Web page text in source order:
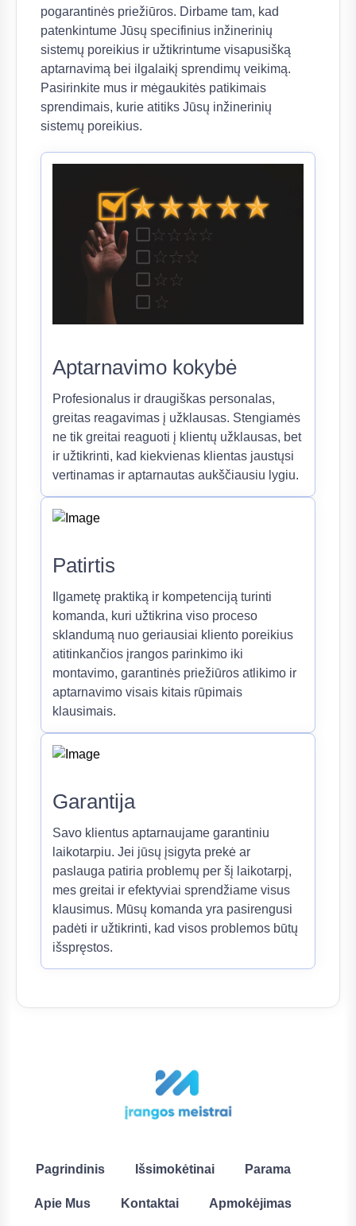
pogarantinės priežiūros. Dirbame tam, kad
patenkintume Jūsų specifinius inžinerinių
sistemų poreikius ir užtikrintume visapusišką
aptarnavimą bei ilgalaikį sprendimų veikimą.
Pasirinkite mus ir mėgaukitės patikimais
sprendimais, kurie atitiks Jūsų inžinerinių
sistemų poreikius.
Aptarnavimo kokybė
Profesionalus ir draugiškas personalas,
greitas reagavimas į užklausas. Stengiamės
ne tik greitai reaguoti į klientų užklausas, bet
ir užtikrinti, kad kiekvienas klientas jaustųsi
vertinamas ir aptarnautas aukščiausiu lygiu.
Patirtis
Ilgametę praktiką ir kompetenciją turinti
komanda, kuri užtikrina viso proceso
sklandumą nuo geriausiai kliento poreikius
atitinkančios įrangos parinkimo iki
montavimo, garantinės priežiūros atlikimo ir
aptarnavimo visais kitais rūpimais
klausimais.
Garantija
Savo klientus aptarnaujame garantiniu
laikotarpiu. Jei jūsų įsigyta prekė ar
paslauga patiria problemų per šį laikotarpį,
mes greitai ir efektyviai sprendžiame visus
klausimus. Mūsų komanda yra pasirengusi
padėti ir užtikrinti, kad visos problemos būtų
išspręstos.
Pagrindinis Išsimokėtinai Parama
Apie Mus Kontaktai Apmokėjimas